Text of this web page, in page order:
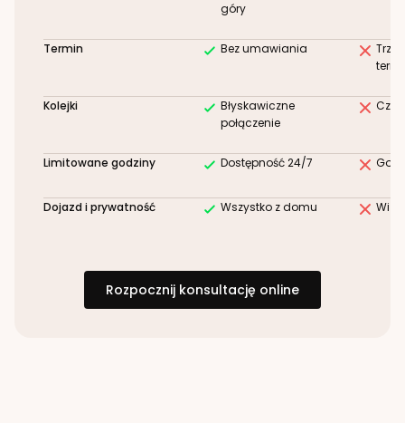
góry
Termin Bez umawiania
Kolejki
Błyskawiczne
połączenie
Limitowane godziny Dostępność 24/7
Dojazd i prywatność Wszystko z domu
Rozpocznij konsultację online